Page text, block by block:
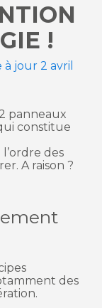
!
à jour 2 avril
panneaux
constitue
des
A raison ?
des